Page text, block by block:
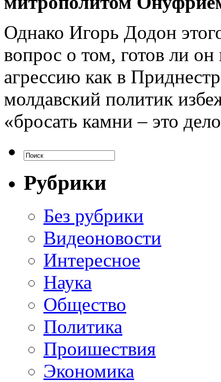
Однако Игорь Додон
вопрос о том, готов ли
агрессию как в
молдавский политик
«бросать камни – это
Рубрики
Без рубрики
Видеоновости
Интересное
Наука
Общество
Политика
Проишествия
Экономика